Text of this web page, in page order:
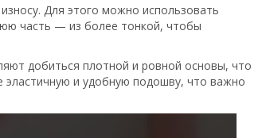
Для этого можно использовать
часть — из более тонкой, чтобы
добиться плотной и ровной основы, что
и удобную подошву, что важно